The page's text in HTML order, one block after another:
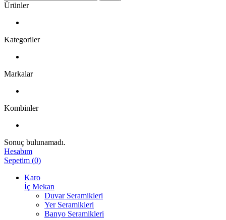
Ürünler
Kategoriler
Markalar
Kombinler
Sonuç bulunamadı.
Hesabım
Sepetim (0)
Karo
İç Mekan
Duvar Seramikleri
Yer Seramikleri
Banyo Seramikleri